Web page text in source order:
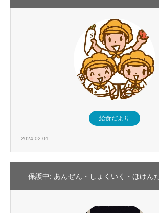
給食だより
2024.02.01
保護中: あんぜん・しょくいく・ほけん